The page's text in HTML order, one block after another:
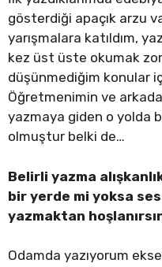
gösterdiği apaçık arzu
yarışmalara katıldım,
kez üst üste okumak
düşünmediğim konular
Öğretmenimin ve
yazmaya giden o yolda
olmuştur belki de…
Belirli yazma
bir yerde mi yoksa
yazmaktan
Odamda yazıyorum